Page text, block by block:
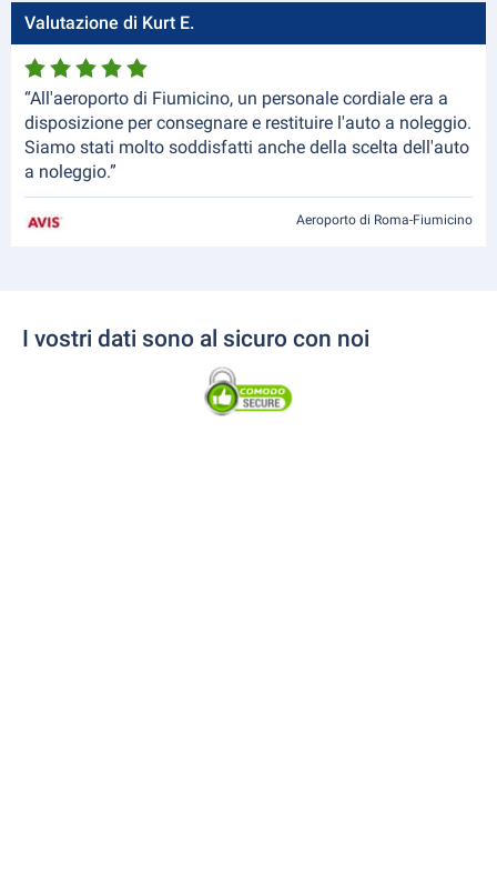
Valutazione di Kurt E.
“All'aeroporto di Fiumicino, un personale cordiale era a
disposizione per consegnare e restituire l'auto a noleggio.
Siamo stati molto soddisfatti anche della scelta dell'auto
a noleggio.”
Aeroporto di Roma-Fiumicino
I vostri dati sono al sicuro con noi